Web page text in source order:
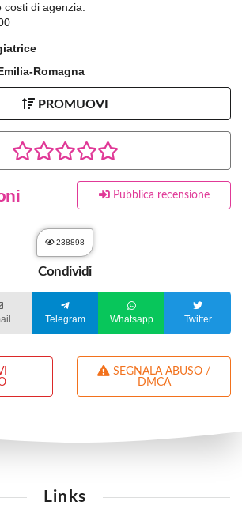
di agenzia.
Romagna
PROMUOVI
Pubblica recensione
238898
Condividi
Telegram Whatsapp Twitter
DMCA
Links